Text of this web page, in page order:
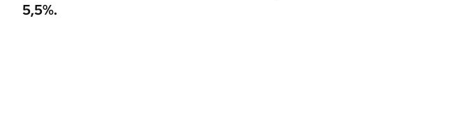
5,5%.